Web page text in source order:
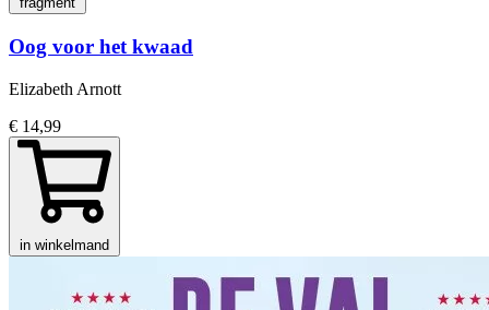
Oog voor het kwaad
Elizabeth Arnott
€ 14,99
in winkelmand